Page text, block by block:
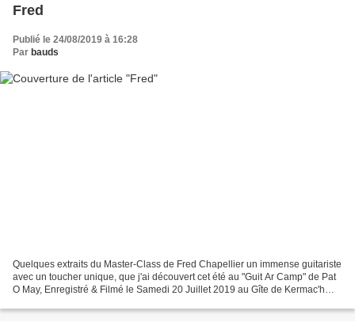
Fred
Publié le 24/08/2019 à 16:28
Par bauds
Quelques extraits du Master-Class de Fred Chapellier un immense guitariste
avec un toucher unique, que j'ai découvert cet été au "Guit Ar Camp" de Pat
O May, Enregistré & Filmé le Samedi 20 Juillet 2019 au Gîte de Kermac'h